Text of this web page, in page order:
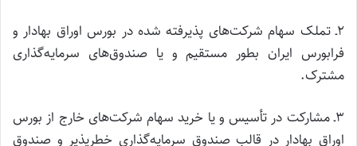
۲ـ تملک سهام شرکت‌های پذیرفته شده در بورس اوراق بهادار و
فرابورس ایران بطور مستقیم و یا صندوق‌های سرمایه‌گذاری
مشترک.
۳ـ مشارکت در تأسیس و یا خرید سهام شرکت‌های خارج از بورس
اوراق بهادار در قالب صندوق سرمایه‌گذاری خطرپذیر و صندوق